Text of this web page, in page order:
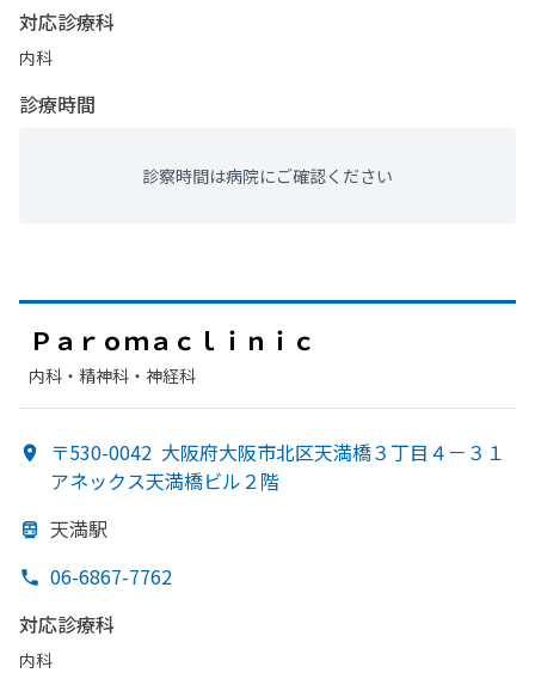
対応診療科
内科
診療時間
診察時間は病院にご確認ください
Ｐａｒｏｍａｃｌｉｎｉｃ
内科・​精神科・神経科
〒530-0042 大阪府大阪市北区天満橋３丁目４－３１
アネックス天満橋ビル２階
天満駅
06-6867-7762
対応診療科
内科